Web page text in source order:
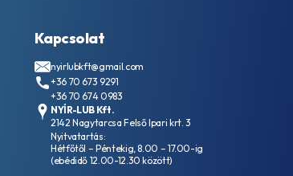
Kapcsolat
nyirlubkft@gmail.com
+36 70 673 9291
+36 70 674 0983
NYÍR-LUB Kft.
2142 Nagytarcsa Felső Ipari krt. 3
Nyitvatartás:
Hétfőtől – Péntekig, 8.00 – 17.00-ig
(ebédidő 12.00-12.30 között)